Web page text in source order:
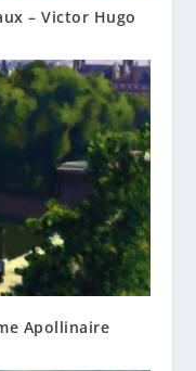
– Victor Hugo
Apollinaire